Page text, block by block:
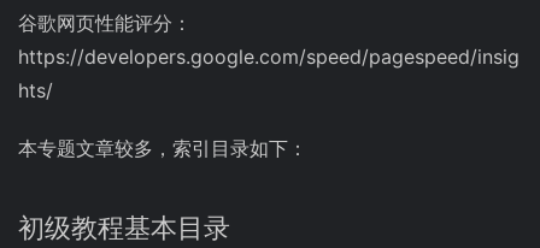
谷歌网页性能评分：
https://developers.google.com/speed/pagespeed/insig
hts/
本专题文章较多，索引目录如下：
初级教程基本目录